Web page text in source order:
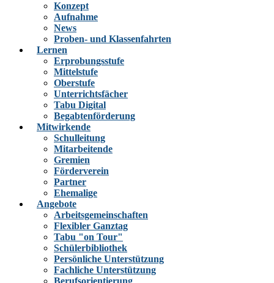
Konzept
Aufnahme
News
Proben- und Klassenfahrten
Lernen
Erprobungsstufe
Mittelstufe
Oberstufe
Unterrichtsfächer
Tabu Digital
Begabtenförderung
Mitwirkende
Schulleitung
Mitarbeitende
Gremien
Förderverein
Partner
Ehemalige
Angebote
Arbeitsgemeinschaften
Flexibler Ganztag
Tabu "on Tour"
Schülerbibliothek
Persönliche Unterstützung
Fachliche Unterstützung